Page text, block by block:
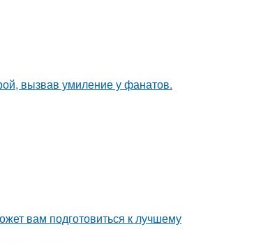
вызвав умиление у фанатов.
вам подготовиться к лучшему